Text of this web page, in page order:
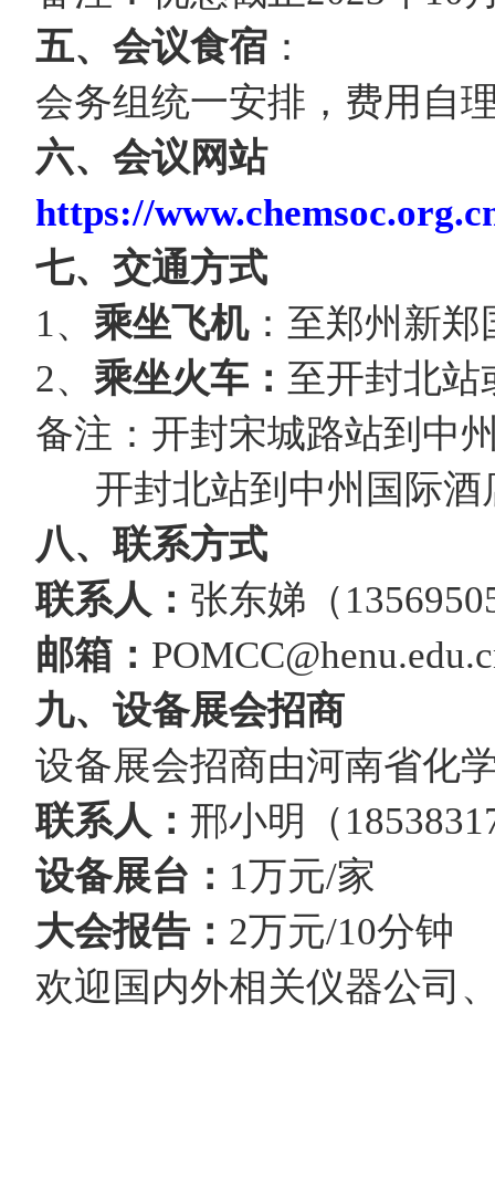
五、会议食宿 ：
会务组统一安排，费用自
六、会议网站
https://
七、交通方式
1、 乘坐飞机：至郑州新郑
2、 乘坐火车： 至开封北站
备注：开封宋城路站到中
开封北站到中州国际酒
八、联系方式
联系人 ： 张东娣（
邮箱：
九、设备展会招商
设备展会招商由河南省化
联系人 ： 邢小明（
设备展台： 1万元/家
大会报告： 2万元/10分钟
欢迎国内外相关仪器公司